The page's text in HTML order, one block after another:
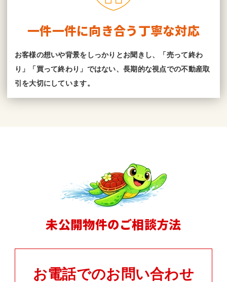
一件一件に向き合う丁寧な対応
お客様の想いや背景をしっかりとお聞きし、「売って終わ
り」「買って終わり」ではない、長期的な視点での不動産取
引を大切にしています。
未公開物件のご相談方法
お電話でのお問い合わせ